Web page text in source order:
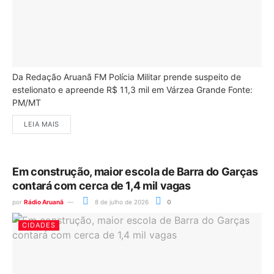
Da Redação Aruanã FM Polícia Militar prende suspeito de
estelionato e apreende R$ 11,3 mil em Várzea Grande Fonte:
PM/MT
LEIA MAIS
Em construção, maior escola de Barra do Garças
contará com cerca de 1,4 mil vagas
por Rádio Aruanã 8 de julho de 2026 0
CIDADES